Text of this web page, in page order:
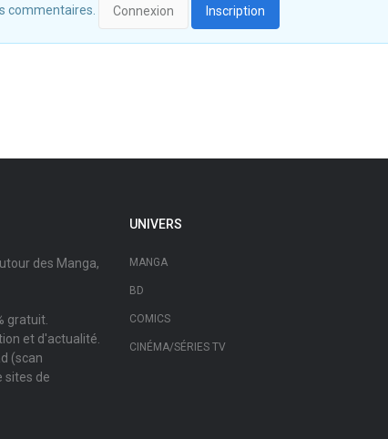
commentaires. Connexion Inscription
des Manga,
gratuit.
et d'actualité.
(scan
sites de
UNIVERS
MANGA
BD
COMICS
CINÉMA/SÉRIES TV